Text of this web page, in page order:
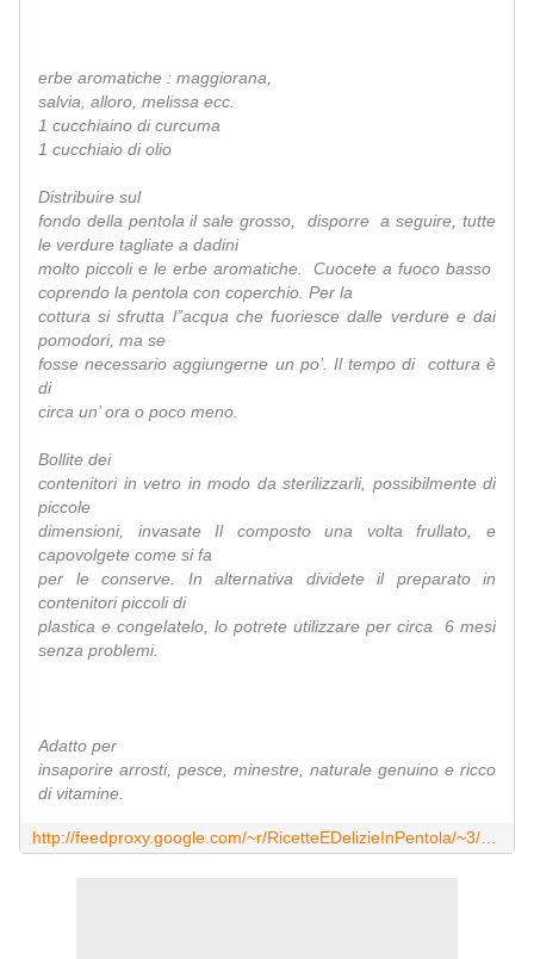
erbe aromatiche : maggiorana,
salvia, alloro, melissa ecc.
1 cucchiaino di curcuma
1 cucchiaio di olio
Distribuire sul
fondo della pentola il sale grosso, disporre a seguire, tutte
le verdure tagliate a dadini
molto piccoli e le erbe aromatiche. Cuocete a fuoco basso
coprendo la pentola con coperchio. Per la
cottura si sfrutta l’’acqua che fuoriesce dalle verdure e dai
pomodori, ma se
fosse necessario aggiungerne un po’. Il tempo di cottura è
di
circa un’ ora o poco meno.
Bollite dei
contenitori in vetro in modo da sterilizzarli, possibilmente di
piccole
dimensioni, invasate Il composto una volta frullato, e
capovolgete come si fa
per le conserve. In alternativa dividete il preparato in
contenitori piccoli di
plastica e congelatelo, lo potrete utilizzare per circa 6 mesi
senza problemi.
Adatto per
insaporire arrosti, pesce, minestre, naturale genuino e ricco
di vitamine.